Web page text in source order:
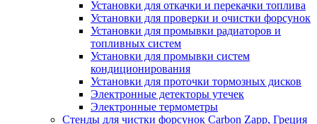
Установки для откачки и перекачки топлива
Установки для проверки и очистки форсунок
Установки для промывки радиаторов и
топливных систем
Установки для промывки систем
кондиционирования
Установки для проточки тормозных дисков
Электронные детекторы утечек
Электронные термометры
Стенды для чистки форсунок Carbon Zapp, Греция